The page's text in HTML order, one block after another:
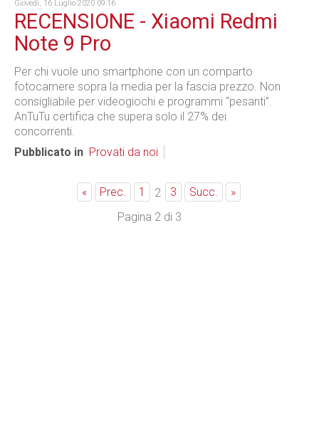
Giovedì, 16 Luglio 2020 09:16
RECENSIONE - Xiaomi Redmi
Note 9 Pro
Per chi vuole uno smartphone con un comparto
fotocamere sopra la media per la fascia prezzo. Non
consigliabile per videogiochi e programmi “pesanti”.
AnTuTu certifica che supera solo il 27% dei
concorrenti.
Pubblicato in Provati da noi
« Prec. 1 2 3 Succ.
»
Pagina 2 di 3